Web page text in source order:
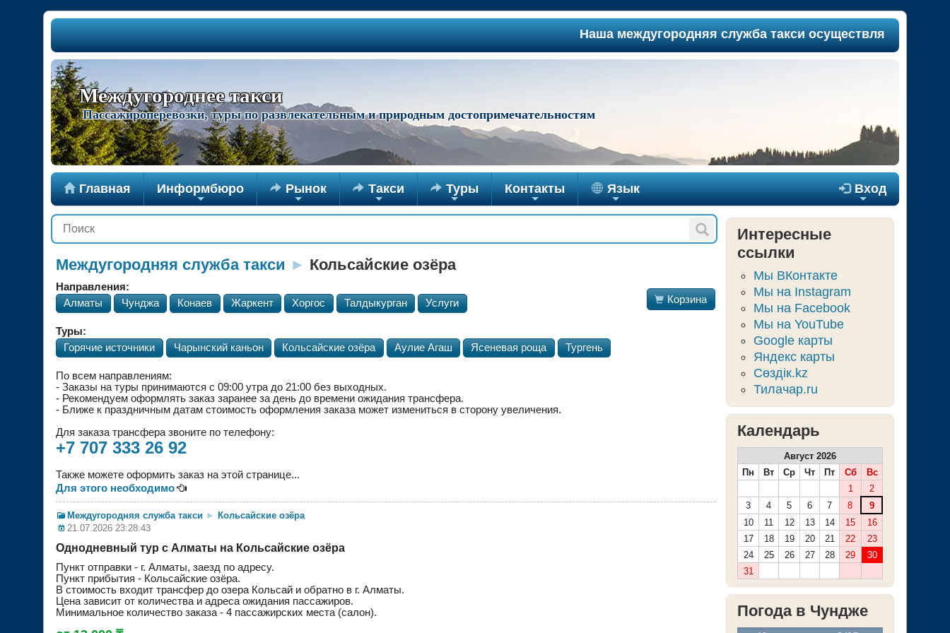
Наша междугородняя служба такси осуществляет
Междугороднее такси
Пассажироперевозки, туры по развлекательным и природным достопримечательностям
 Главная
+
Информбюро
+
 Рынок
+
 Такси
+
 Туры
+
Контакты
+
Язык  Вход
Междугородняя служба такси ► Кольсайские озёра
Направления:
Алматы
Чунджа Конаев Жаркент Хоргос Талдыкурган Услуги
Туры:
Горячие источники
Чарынский каньон Кольсайские озёра Аулие Агаш Ясеневая роща Тургень
По всем направлениям:
- Заказы на туры принимаются с 09:00 утра до 21:00 без выходных.
- Рекомендуем оформлять заказ заранее за день до времени ожидания трансфера.
- Ближе к праздничным датам стоимость оформления заказа может измениться в сторону увеличения.
Для заказа трансфера звоните по телефону:
+7 707 333 26 92
Также можете оформить заказ на этой странице...
Для этого необходимо 
 Корзина
Междугородняя служба такси ► Кольсайские озёра
21.07.2026 23:28:43
Однодневный тур с Алматы на Кольсайские озёра
Пункт отправки - г. Алматы, заезд по адресу.
Пункт прибытия - Кольсайские озёра.
В стоимость входит трансфер до озера Кольсай и обратно в г. Алматы.
Цена зависит от количества и адреса ожидания пассажиров.
Минимальное количество заказа - 4 пассажирских места (салон).
Интересные
ссылки
Мы ВКонтакте
Мы на Instagram
Мы на Facebook
Мы на YouTube
Google карты
Яндекс карты
Сөздік.kz
Тилачар.ru
Календарь
Август 2026
Пн
Вт Ср Чт Пт Сб
Вс
1
2
3
4 5 6 7 8
9
10
11 12 13 14 15
16
17
18 19 20 21 22
23
24
25 26 27 28 29
30
31
Погода в Чундже